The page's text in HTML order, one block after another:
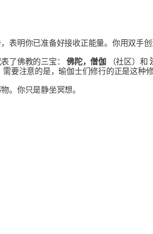
表明你已准备好接收正能量。你用双手
了佛教的三宝：佛陀，僧伽（社区）和
要注意的是，瑜伽士们修行的正是这种
。你只是静坐冥想。